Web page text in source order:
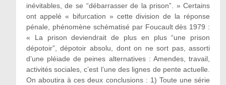
inévitables, de se “débarrasser de la prison”. » Certains
ont appelé « bifurcation » cette division de la réponse
pénale, phénomène schématisé par Foucault dès 1979 :
« La prison deviendrait de plus en plus “une prison
dépotoir”, dépotoir absolu, dont on ne sort pas, assorti
d’une pléiade de peines alternatives : Amendes, travail,
activités sociales, c’est l’une des lignes de pente actuelle.
On aboutira à ces deux conclusions : 1) Toute une série